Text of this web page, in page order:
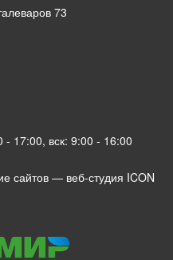
73
- 17:00, вск: 9:00 - 16:00
сайтов — веб-студия ICON